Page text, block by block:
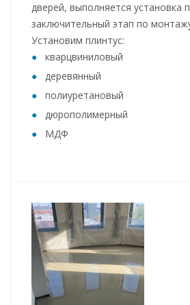
дверей, выполняется установка
заключительный этап по
Установим плинтус:
кварцвиниловый
деревянный
полиуретановый
дюрополимерный
МДФ